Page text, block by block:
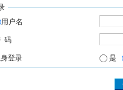
用户名
码
登录 是